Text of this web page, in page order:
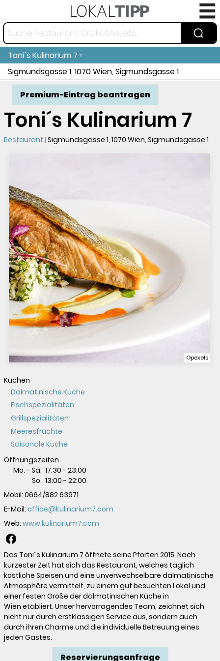
Toni´s Kulinarium 7
Sigmundsgasse 1, 1070 Wien, Sigmundsgasse 1
Toni´s Kulinarium 7
Premium-Eintrag beantragen
Restaurant Sigmundsgasse 1, 1070 Wien, Sigmundsgasse 1
©pexels
Küchen
Dalmatinische Küche
Fischspezialitäten
Grillspezialitäten
Meeresfrüchte
Saisonale Küche
Öffnungszeiten
Mo. - Sa. 17:30 - 23:00
So. 13:00 - 22:00
Mobil: 0664/882 63971
E-Mail: office@kulinarium7.com
Web: www.kulinarium7.com
Das Toni´s Kulinarium 7 öffnete seine Pforten 2015. Nach
kürzester Zeit hat sich das Restaurant, welches täglich
köstliche Speisen und eine unverwechselbare dalmatinische
Atmosphäre vermittelt, zu einem gut besuchten Lokal und
einer festen Größe der dalmatinischen Küche in
Wien etabliert. Unser hervorragendes Team, zeichnet sich
nicht nur durch erstklassigen Service aus, sondern auch
durch ihren Charme und die individuelle Betreuung eines
jeden Gastes.
Reservierungsanfrage